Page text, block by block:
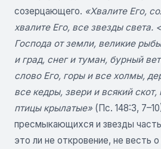
созерцающего. «Хвалите Его,
хвалите Его, все звезды света.
Господа от земли, великие
и град, снег и туман, бурный
слово Его, горы и все холмы,
все кедры, звери и всякий
птицы крылатые» (Пс. 148:3,
пресмыкающихся и звезды
это ли не откровение, не весть